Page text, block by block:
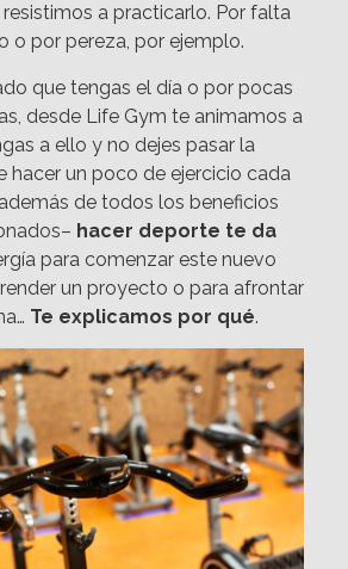
a practicarlo. Por falta
o por pereza, por ejemplo.
que tengas el día o por pocas
desde Life Gym te animamos a
a ello y no dejes pasar la
hacer un poco de ejercicio cada
de todos los beneficios
hacer deporte te da
para comenzar este nuevo
un proyecto o para afrontar
Te explicamos por qué.